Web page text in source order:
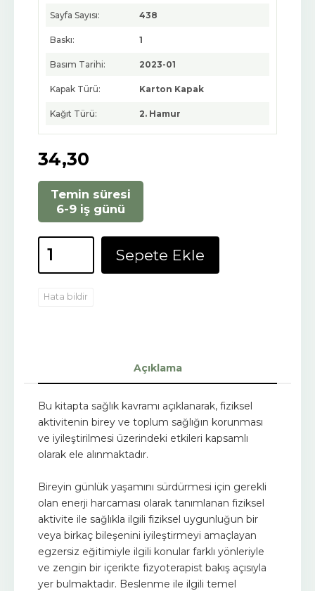
Sayfa Sayısı: 438
Baskı: 1
Basım Tarihi: 2023-01
Kapak Türü: Karton Kapak
Kağıt Türü: 2. Hamur
34,30
Temin süresi
6-9 iş günü
Sepete Ekle
Hata bildir
Açıklama
Bu kitapta sağlık kavramı açıklanarak, fiziksel
aktivitenin birey ve toplum sağlığın korunması
ve iyileştirilmesi üzerindeki etkileri kapsamlı
olarak ele alınmaktadır.
Bireyin günlük yaşamını sürdürmesi için gerekli
olan enerji harcaması olarak tanımlanan fiziksel
aktivite ile sağlıkla ilgili fiziksel uygunluğun bir
veya birkaç bileşenini iyileştirmeyi amaçlayan
egzersiz eğitimiyle ilgili konular farklı yönleriyle
ve zengin bir içerikte fizyoterapist bakış açısıyla
yer bulmaktadır. Beslenme ile ilgili temel